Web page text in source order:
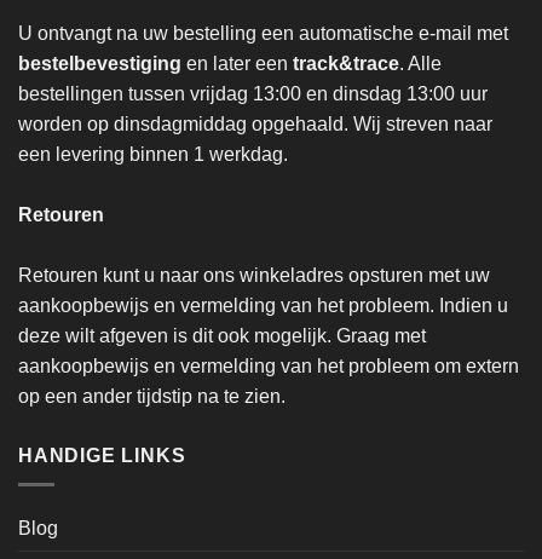
U ontvangt na uw bestelling een automatische e-mail met
bestelbevestiging en later een track&trace. Alle
bestellingen tussen vrijdag 13:00 en dinsdag 13:00 uur
worden op dinsdagmiddag opgehaald. Wij streven naar
een levering binnen 1 werkdag.
Retouren
Retouren kunt u naar ons winkeladres opsturen met uw
aankoopbewijs en vermelding van het probleem. Indien u
deze wilt afgeven is dit ook mogelijk. Graag met
aankoopbewijs en vermelding van het probleem om extern
op een ander tijdstip na te zien.
HANDIGE LINKS
Blog